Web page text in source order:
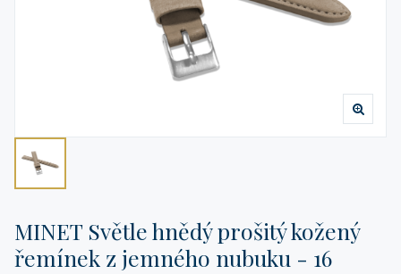
MINET Světle hnědý prošitý kožený
řemínek z jemného nubuku - 16